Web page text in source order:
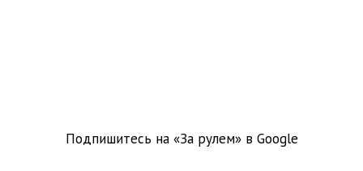
Подпишитесь на «За рулем» в Google